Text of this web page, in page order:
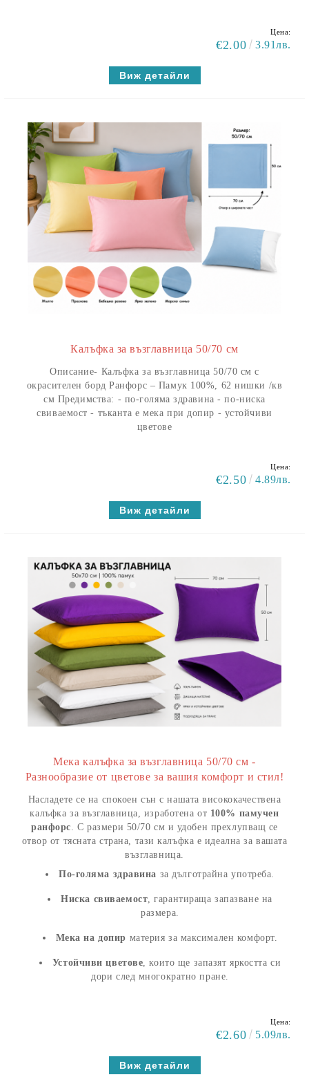
Цена:
€2.00 3.91лв.
Виж детайли
Калъфка за възглавница 50/70 см
Описание- Калъфка за възглавница 50/70 см с
окрасителен борд Ранфорс – Памук 100%, 62 нишки /кв
см Предимства: - по-голяма здравина - по-ниска
свиваемост - тъканта е мека при допир - устойчиви
цветове
Цена:
€2.50 4.89лв.
Виж детайли
Мека калъфка за възглавница 50/70 см -
Разнообразие от цветове за вашия комфорт и стил!
Насладете се на спокоен сън с нашата висококачествена
калъфка за възглавница, изработена от 100% памучен
ранфорс. С размери 50/70 см и удобен прехлупващ се
отвор от тясната страна, тази калъфка е идеална за вашата
възглавница.
По-голяма здравина за дълготрайна употреба.
Ниска свиваемост, гарантираща запазване на
размера.
Мека на допир материя за максимален комфорт.
Устойчиви цветове, които ще запазят яркостта си
дори след многократно пране.
Цена:
€2.60 5.09лв.
Виж детайли